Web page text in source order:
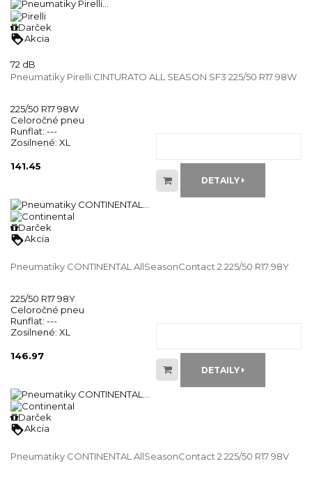
Darček
loyaltyAkcia
72 dB
Pneumatiky Pirelli CINTURATO ALL SEASON SF3 225/50 R17 98W
225/50 R17 98W
Celoročné pneu
Runflat: ---
Zosilnené: XL
141.45
DETAILY
Darček
loyaltyAkcia
Pneumatiky CONTINENTAL AllSeasonContact 2 225/50 R17 98Y
225/50 R17 98Y
Celoročné pneu
Runflat: ---
Zosilnené: XL
146.97
DETAILY
Darček
loyaltyAkcia
Pneumatiky CONTINENTAL AllSeasonContact 2 225/50 R17 98V